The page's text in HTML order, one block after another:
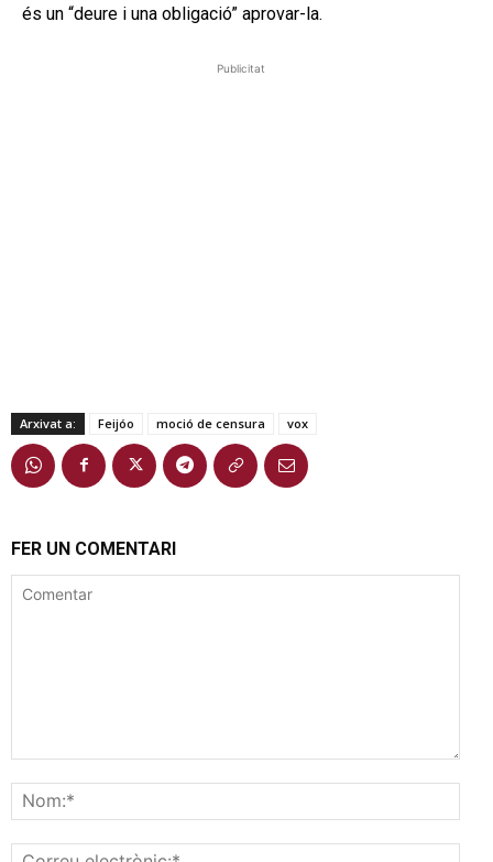
és un “deure i una obligació” aprovar-la.
Publicitat
Arxivat a: Feijóo moció de censura vox
FER UN COMENTARI